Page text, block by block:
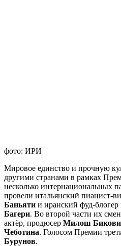
фото: ИРИ
Мировое единство и прочную
другими странами в рамках
несколько интернациональных
провели итальянский пианист-
Баньяти и иранский фуд-блогер
Багери. Во второй части их
актёр, продюсер Милош
Чеботина. Голосом Премии
Бурунов.